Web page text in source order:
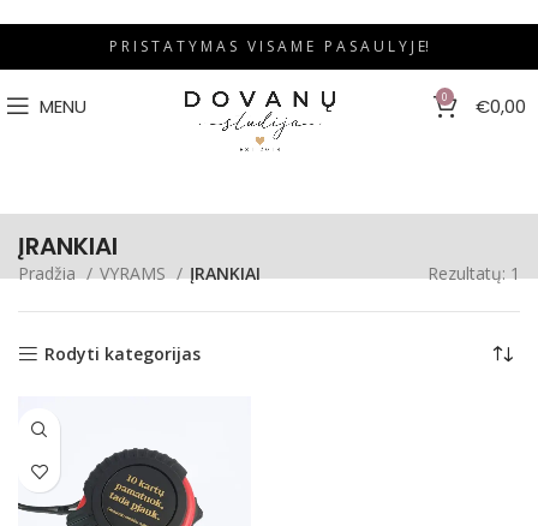
P R I S T A T Y M A S V I S A M E P A S A U L Y J E!
MENU 0 €0,00
ĮRANKIAI
Pradžia VYRAMS ĮRANKIAI Rezultatų: 1
Rodyti kategorijas